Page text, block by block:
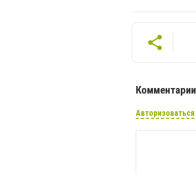
Комментарии
Авторизоваться